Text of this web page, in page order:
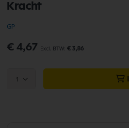
Kracht
GP
€ 4,67 € 3,86
1